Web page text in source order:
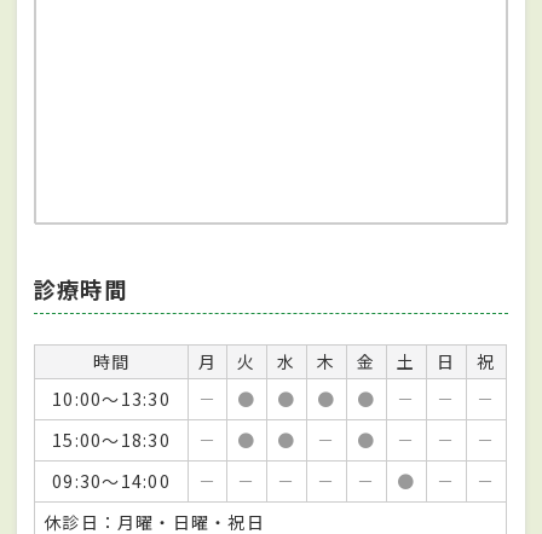
診療時間
時間 月 火 水 木 金 土 日
祝
10:00～13:30
－ ● ● ● ● － －
－
15:00～18:30
－ ● ● － ● － －
－
09:30～14:00
－ － － － － ● －
－
休診日：月曜・日曜・祝日